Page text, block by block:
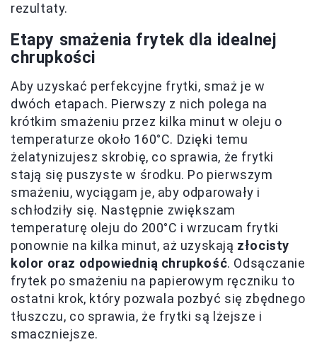
rezultaty.
Etapy smażenia frytek dla idealnej
chrupkości
Aby uzyskać perfekcyjne frytki, smaż je w
dwóch etapach. Pierwszy z nich polega na
krótkim smażeniu przez kilka minut w oleju o
temperaturze około 160°C. Dzięki temu
żelatynizujesz skrobię, co sprawia, że frytki
stają się puszyste w środku. Po pierwszym
smażeniu, wyciągam je, aby odparowały i
schłodziły się. Następnie zwiększam
temperaturę oleju do 200°C i wrzucam frytki
ponownie na kilka minut, aż uzyskają złocisty
kolor oraz odpowiednią chrupkość. Odsączanie
frytek po smażeniu na papierowym ręczniku to
ostatni krok, który pozwala pozbyć się zbędnego
tłuszczu, co sprawia, że frytki są lżejsze i
smaczniejsze.